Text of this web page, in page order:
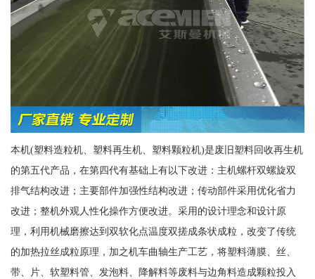
本机(塑料造粒机、塑料再生机、塑料颗粒机)是废旧塑料回收再生机
的第五代产品，在第四代有基础上有以下改进：主机螺杆双螺旋双
排气结构改进；主要部件加强性结构改进；传动部件采用优化省力
改进；整机外观人性化操作方便改进。采用的设计理念和设计原
理，利用机械磨擦达到双软化点温度双搓成条状成粒，改变了传统
的加热拉丝成粒原理，加之机车曲轴生产工艺，将塑料薄膜、丝、
带、片、软塑料管、发泡料、降解料等废料与边角料造成颗粒投入